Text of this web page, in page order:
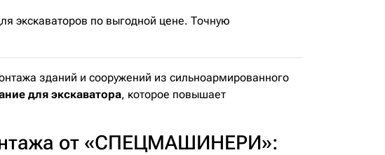
экскаваторов по выгодной цене. Точную
зданий и сооружений из сильноармированного
для экскаватора, которое повышает
от «СПЕЦМАШИНЕРИ»: